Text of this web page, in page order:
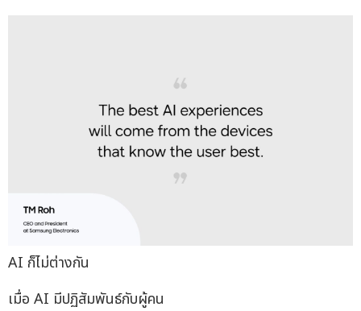
AI ก็ไม่ต่างกัน
เมื่อ AI มีปฏิสัมพันธ์กับผู้คน